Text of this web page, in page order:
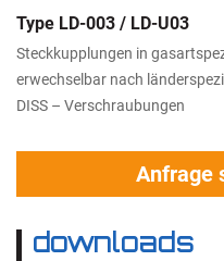
Type LD-003 / LD-U03
Steckkupplungen in
erwechselbar nach
DISS – Verschraubungen
Anfrage
downloads